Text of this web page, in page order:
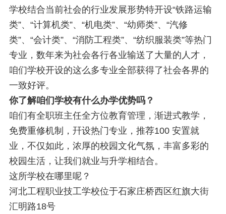
学校结合当前社会的行业发展形势特开设“铁路运输
类”、“计算机类”、“机电类”、“幼师类”、“汽修
类”、“会计类”、“消防工程类”、“纺织服装类”等热门
专业，数年来为社会各行各业输送了大量的人才，
咱们学校开设的这么多专业全部获得了社会各界的
一致好评。
你了解咱们学校有什么办学优势吗？
咱们有全职班主任全方位教育管理，渐进式教学，
免费重修机制，幵设热门专业，推荐100 安置就
业，不仅如此，浓厚的校园文化气氛，丰富多彩的
校园生活，让我们就业与升学相结合。
这所学校在哪里呢？
河北工程职业技工学校位于石家庄桥西区红旗大街
汇明路18号